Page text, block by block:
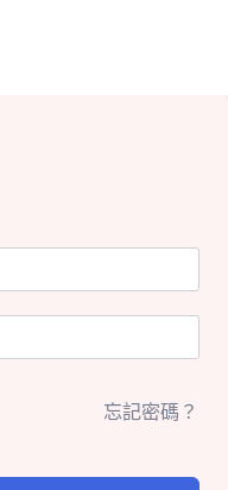
忘記密碼？